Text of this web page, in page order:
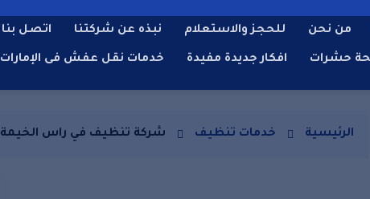
من نحن للحجز والاستعلام نبذه عن شركتنا اتصل بنا
حشرات افكار جديدة مفيدة خدمات نقل عفش فى الإمارات
الرئيسية خدمات تنظيف شركة تنظيف في راس الخيمة